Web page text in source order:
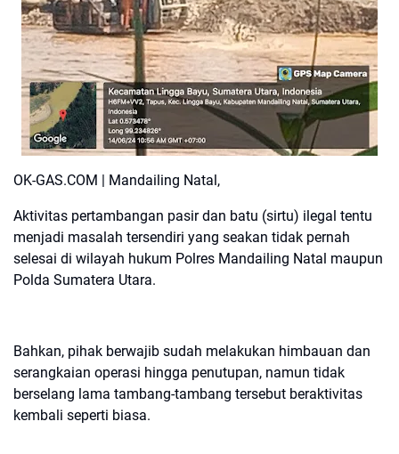
OK-GAS.COM | Mandailing Natal,
Aktivitas pertambangan pasir dan batu (sirtu) ilegal tentu
menjadi masalah tersendiri yang seakan tidak pernah
selesai ­di wilayah hukum Polres Mandailing Natal maupun
Polda Sumatera Utara.
Bahkan, pihak berwajib sudah melakukan himbauan dan
serangkaian operasi hingga penutupan, namun tidak
berselang lama tambang-tambang tersebut beraktivitas
kembali seperti biasa.